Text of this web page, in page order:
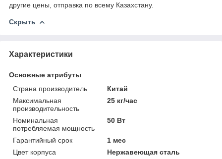
другие цены, отправка по всему Казахстану.
Скрыть
Характеристики
Основные атрибуты
Страна производитель
Китай
Максимальная
производительность
25 кг/час
Номинальная
потребляемая мощность
50 Вт
Гарантийный срок
1 мес
Цвет корпуса
Нержавеющая сталь